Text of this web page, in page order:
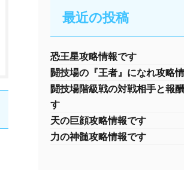
最近の投稿
恐王星攻略情報です
闘技場の『王者』になれ攻略
闘技場階級戦の対戦相手と報
す
天の巨顔攻略情報です
力の神髄攻略情報です